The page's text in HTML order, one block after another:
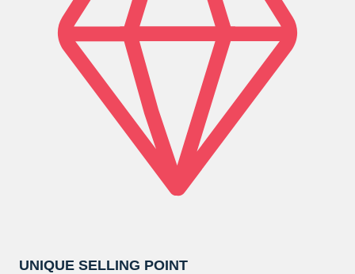
UNIQUE SELLING POINT